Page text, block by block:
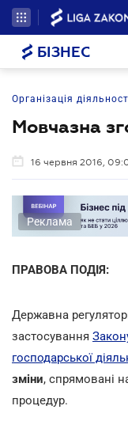
БІЗНЕС
Організація
Мовчазна
16 червня 2016,
Реклама
ПРАВОВА ПОДІЯ:
Державна
застосування
господарської
зміни, спрямовані
процедур.